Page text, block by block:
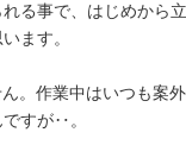
る事で、はじめから
ます。
。作業中はいつも案
すが‥。